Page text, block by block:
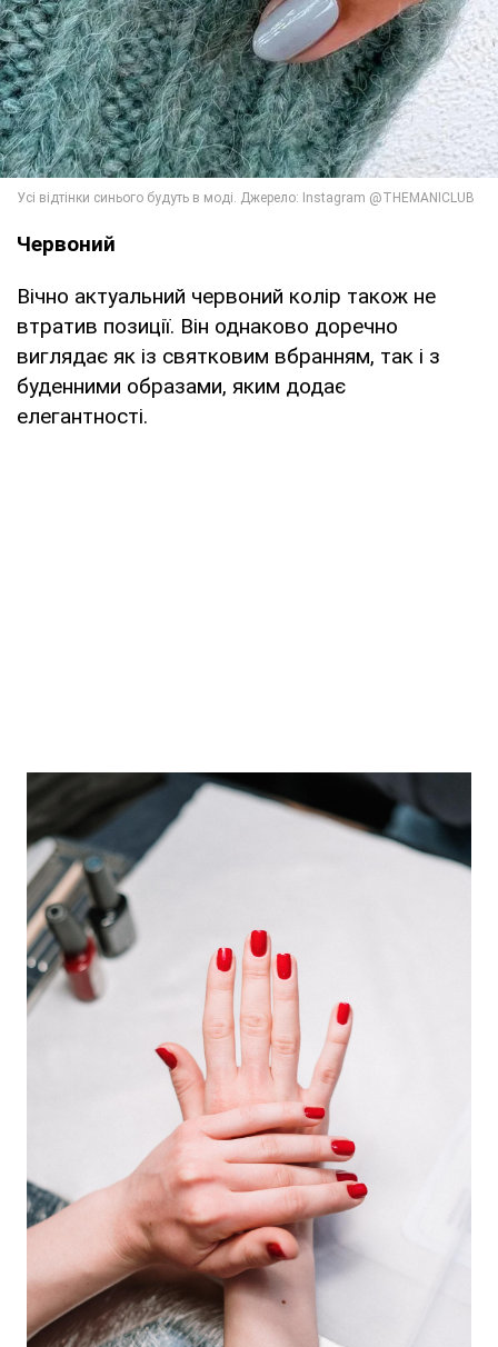
Червоний
Вічно актуальний червоний колір також не
втратив позиції. Він однаково доречно
виглядає як із святковим вбранням, так і з
буденними образами, яким додає
елегантності.